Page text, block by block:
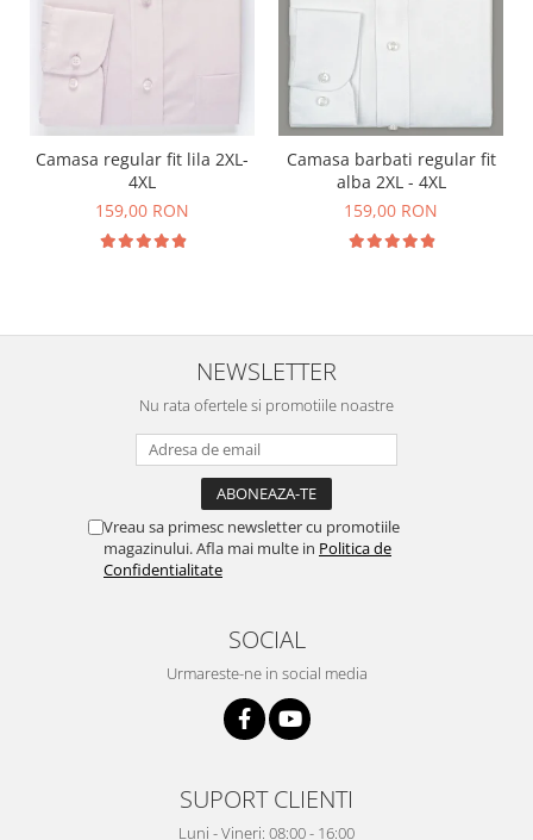
Camasa regular fit lila 2XL-
4XL
159,00 RON
Camasa barbati regular fit
alba 2XL - 4XL
159,00 RON
NEWSLETTER
Nu rata ofertele si promotiile noastre
Vreau sa primesc newsletter cu promotiile
magazinului. Afla mai multe in Politica de
Confidentialitate
SOCIAL
Urmareste-ne in social media
SUPORT CLIENTI
Luni - Vineri: 08:00 - 16:00